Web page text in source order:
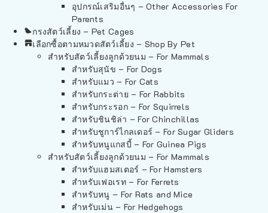
อุปกรณ์เสริมอื่นๆ – Other Accessories For
Parents
กรงสัตว์เลี้ยง – Pet Cages
เลือกซื้อตามหมวดสัตว์เลี้ยง – Shop By Pet
สำหรับสัตว์เลี้ยงลูกด้วยนม – For Mammals
สำหรับสุนัข – For Dogs
สำหรับแมว – For Cats
สำหรับกระต่าย – For Rabbits
สำหรับกระรอก – For Squirrels
สำหรับชินชิล่า – For Chinchillas
สำหรับชูการ์ไกลเดอร์ – For Sugar Gliders
สำหรับหนูแกสบี้ – For Guinea Pigs
สำหรับสัตว์เลี้ยงลูกด้วยนม – For Mammals
สำหรับแฮมสเตอร์ – For Hamsters
สำหรับเฟอเรท – For Ferrets
สำหรับหนู – For Rats and Mice
สำหรับเม่น – For Hedgehogs